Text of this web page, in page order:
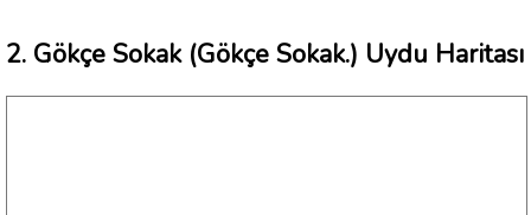
2. Gökçe Sokak (Gökçe Sokak.) Uydu Haritası